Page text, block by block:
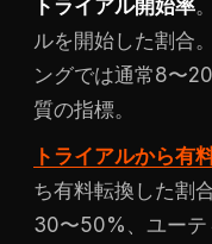
トライアル開始率
ルを開始した割合
ングでは通常8〜
質の指標。
トライアルから有
ち有料転換した割
30〜50%、ユー